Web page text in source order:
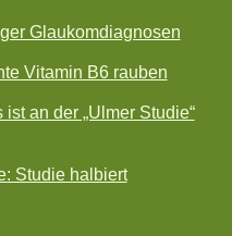
Glaukomdiagnosen
Vitamin B6 rauben
an der „Ulmer Studie“
Studie halbiert